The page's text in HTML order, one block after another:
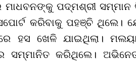
ପଦ୍ମଶ୍ରୀ ସମ୍ମାନ
କରିବାକୁ ପହଞ୍ଚି ଥିଲେ।
ହସ ଖେଳି ଯାଇଥିଲା।
କରିଥିଲେ।